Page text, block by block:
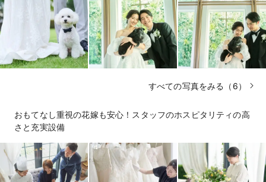
すべての写真をみる（6）
おもてなし重視の花嫁も安心！スタッフのホスピタリティの高
さと充実設備